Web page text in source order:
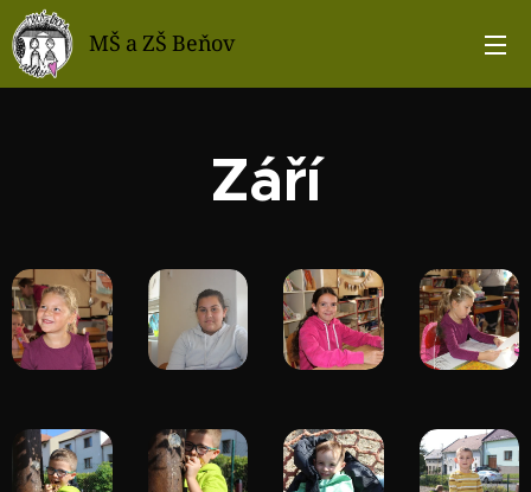
MŠ a ZŠ Beňov
Září